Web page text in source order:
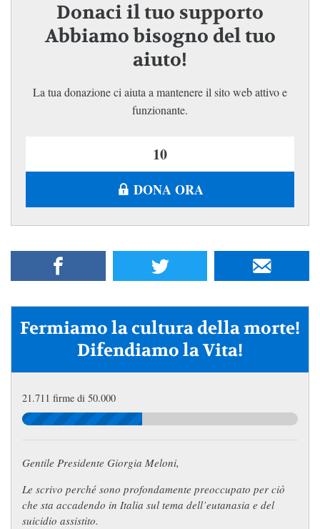
Donaci il tuo supporto
Abbiamo bisogno del tuo
aiuto!
La tua donazione ci aiuta a mantenere il sito web attivo e
funzionante.
DONA ORA
Fermiamo la cultura della morte!
Difendiamo la Vita!
21.711 firme di 50.000
Gentile Presidente Giorgia Meloni,
Le scrivo perché sono profondamente preoccupato per ciò
che sta accadendo in Italia sul tema dell’eutanasia e del
suicidio assistito.